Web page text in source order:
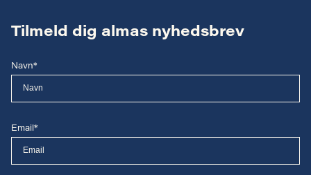
Tilmeld dig almas nyhedsbrev
Navn*
Email*